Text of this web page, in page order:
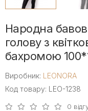
Народна
голову з
бахромою
Виробник: LEONORA
Код товару: LEO-1238
0